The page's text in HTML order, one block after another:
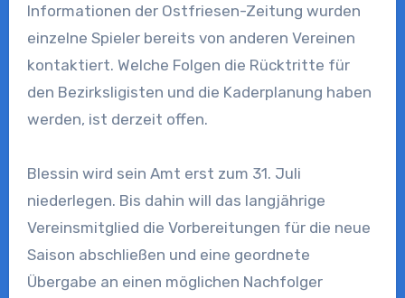
Informationen der Ostfriesen-Zeitung wurden
einzelne Spieler bereits von anderen Vereinen
kontaktiert. Welche Folgen die Rücktritte für
den Bezirksligisten und die Kaderplanung haben
werden, ist derzeit offen.
Blessin wird sein Amt erst zum 31. Juli
niederlegen. Bis dahin will das langjährige
Vereinsmitglied die Vorbereitungen für die neue
Saison abschließen und eine geordnete
Übergabe an einen möglichen Nachfolger